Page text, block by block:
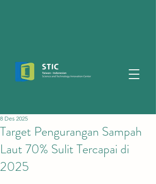
Target Pengurangan Sampah
Laut 70% Sulit Tercapai di
2025
8 Des 2025